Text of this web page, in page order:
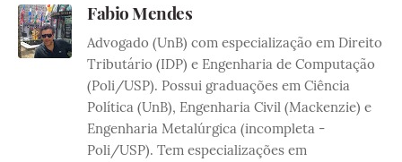
Fabio Mendes
Advogado (UnB) com especialização em Direito
Tributário (IDP) e Engenharia de Computação
(Poli/USP). Possui graduações em Ciência
Política (UnB), Engenharia Civil (Mackenzie) e
Engenharia Metalúrgica (incompleta -
Poli/USP). Tem especializações em